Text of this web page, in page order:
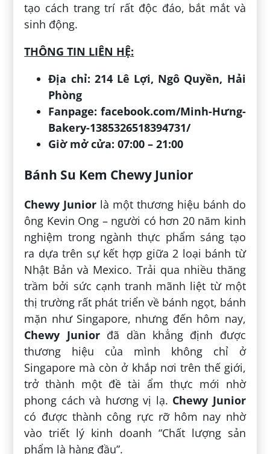
tạo cách trang trí rất độc đáo, bắt mắt và
sinh động.
THÔNG TIN LIÊN HỆ:
Địa chỉ: 214 Lê Lợi, Ngô Quyền, Hải
Phòng
Fanpage: facebook.com/Minh-Hưng-
Bakery-1385326518394731/
Giờ mở cửa: 07:00 – 21:00
Bánh Su Kem Chewy Junior
Chewy Junior là một thương hiệu bánh do
ông Kevin Ong – người có hơn 20 năm kinh
nghiệm trong ngành thực phẩm sáng tạo
ra dựa trên sự kết hợp giữa 2 loại bánh từ
Nhật Bản và Mexico. Trải qua nhiều thăng
trầm bởi sức cạnh tranh mãnh liệt từ một
thị trường rất phát triển về bánh ngọt, bánh
mặn như Singapore, nhưng đến hôm nay,
Chewy Juniorđã dần khẳng định được
thương hiệu của mình không chỉ ở
Singapore mà còn ở khắp nơi trên thế giới,
trở thành một đề tài ẩm thực mới nhờ
phong cách và hương vị lạ. Chewy Junior
có được thành công rực rỡ hôm nay nhờ
vào triết lý kinh doanh “Chất lượng sản
phẩm là hàng đầu”.